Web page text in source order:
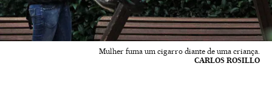
Mulher fuma um cigarro diante de uma criança.
CARLOS ROSILLO